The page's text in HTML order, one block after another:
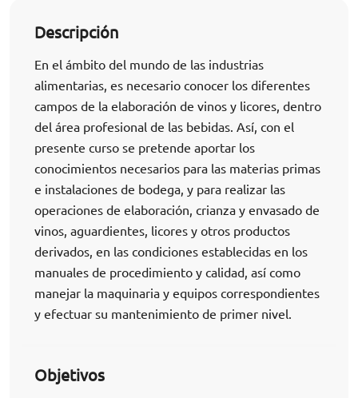
Descripción
En el ámbito del mundo de las industrias
alimentarias, es necesario conocer los diferentes
campos de la elaboración de vinos y licores, dentro
del área profesional de las bebidas. Así, con el
presente curso se pretende aportar los
conocimientos necesarios para las materias primas
e instalaciones de bodega, y para realizar las
operaciones de elaboración, crianza y envasado de
vinos, aguardientes, licores y otros productos
derivados, en las condiciones establecidas en los
manuales de procedimiento y calidad, así como
manejar la maquinaria y equipos correspondientes
y efectuar su mantenimiento de primer nivel.
Objetivos